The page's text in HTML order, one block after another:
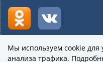
Мы используем cookie для
анализа трафика.